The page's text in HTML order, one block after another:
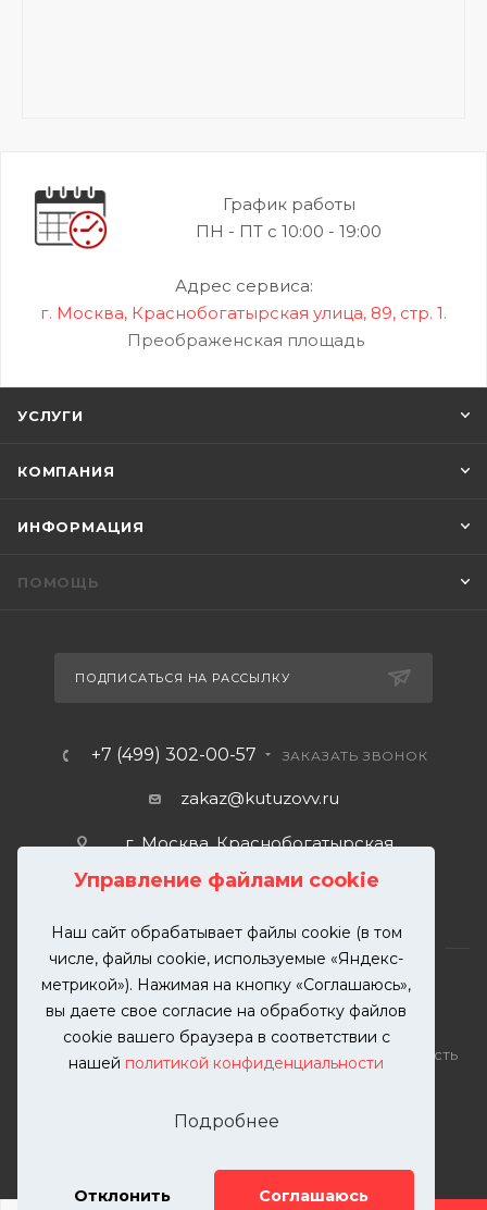
Управление файлами cookie
Наш сайт обрабатывает файлы cookie (в том
числе, файлы cookie, используемые «Яндекс-
метрикой»). Нажимая на кнопку «Соглашаюсь»,
вы даете свое согласие на обработку файлов
cookie вашего браузера в соответствии с
нашей политикой конфиденциальности
Подробнее
Отклонить Соглашаюсь
График работы
ПН - ПТ с 10:00 - 19:00
Адрес сервиса:
г. Москва, Краснобогатырская улица, 89, стр. 1.
Преображенская площадь
УСЛУГИ
КОМПАНИЯ
ИНФОРМАЦИЯ
ПОМОЩЬ
ПОДПИСАТЬСЯ НА РАССЫЛКУ
+7 (499) 302-00-57 ЗАКАЗАТЬ ЗВОНОК
zakaz@kutuzovv.ru
г. Москва, Краснобогатырская
2026 © KUTUZOVV | Кузовной ремонт и покраска
автомобилей. Вся информация на сайте – собственность
разрешения запрещена. Все права защищены.
Телефон: 8(499)-302-00-57